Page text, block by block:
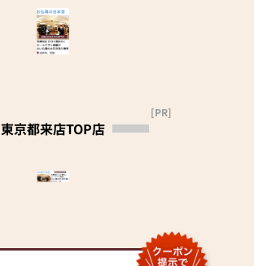
東京都来店TOP店
[PR]